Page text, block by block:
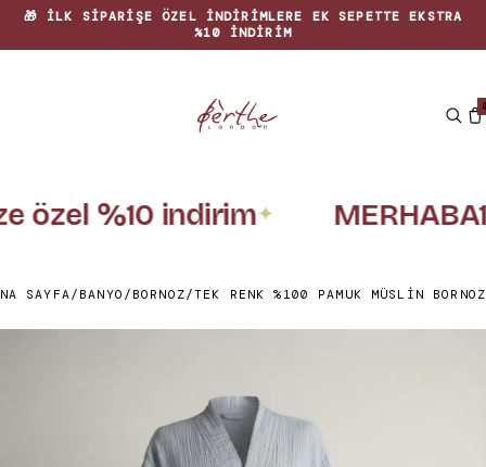
🏡 EVINIZE RENK KATAN ÖZGÜN TASARIMLAR
özel %10 indirim✦
SAYFA / BANYO / BORNOZ /TEK RENK %100 PAMUK MÜSLIN BORNOZ